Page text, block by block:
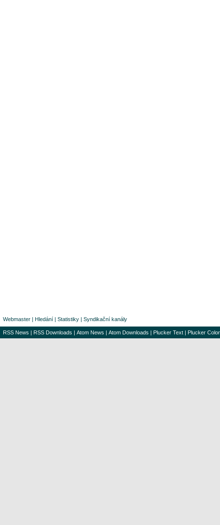
Webmaster | Hledání | Statistiky | Syndikační kanály
RSS News | RSS Downloads | Atom News | Atom Downloads | Plucker Text | Plucker Color